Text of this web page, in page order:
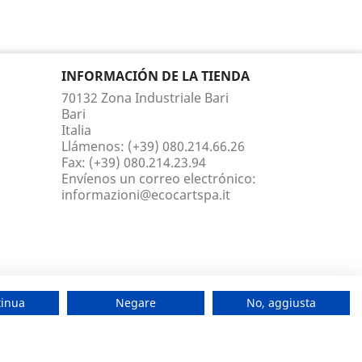
Además, compartimos información sobre el uso que
les haya proporcionado o que hayan recopilado a
INFORMACIÓN DE LA TIENDA
70132 Zona Industriale Bari
Bari
Italia
Llámenos: (+39) 080.214.66.26
Fax: (+39) 080.214.23.94
Envíenos un correo electrónico:
informazioni@ecocartspa.it
Negare No, aggiusta